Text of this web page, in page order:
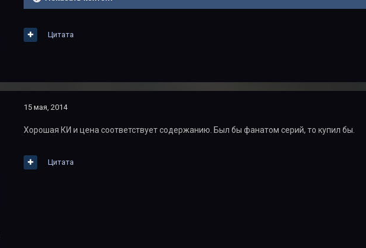
Цитата
15 мая, 2014
Хорошая КИ и цена соответствует содержанию. Был бы фанатом серий, то купил бы.
Цитата